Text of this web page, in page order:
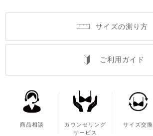
サイズの測り方
ご利用ガイド
商品相談
カウンセリング
サービス
サイズ交換